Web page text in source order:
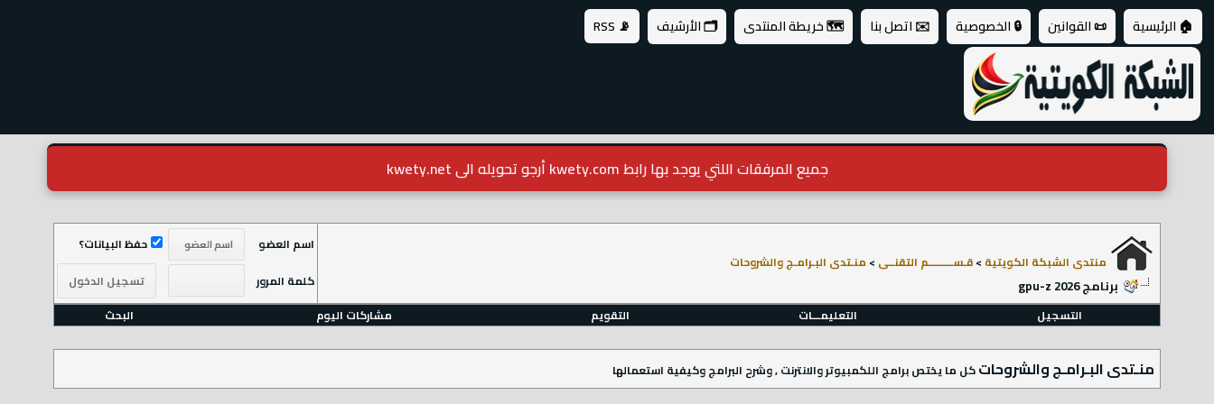
🏠 الرئيسية 📜 القوانين 🔒 الخصوصية ✉️ اتصل بنا 🗺️ خريطة المنتدى 🗂️ الأرشيف 📡 RSS
جميع المرفقات اللتي يوجد بها رابط kwety.com أرجو تحويله الى kwety.net
منتدى الشبكة الكويتية >قـســـــــــم التقنــى > منـتدى البـرامـج والشروحات
برنامج gpu-z 2026
اسم العضو
حفظ البيانات؟
كلمة المرور
التسجيل
التعليمـــات التقويم مشاركات اليوم البحث
منـتدى البـرامـج والشروحاتكل ما يختص برامج اللكمبيوتر والانترنت , وشرح البرامج وكيفية استعمالها